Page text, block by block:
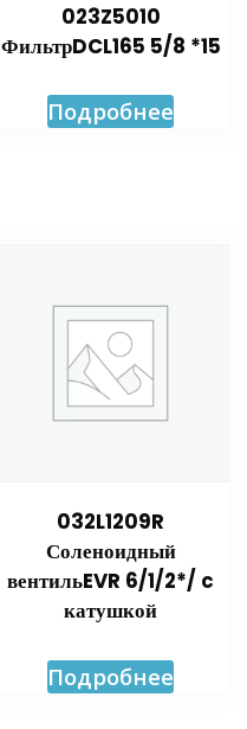
023Z5010
ФильтрDCL165 5/8 *15
Подробнее
032L1209R
Соленоидный
вентильEVR 6/1/2*/ c
катушкой
Подробнее